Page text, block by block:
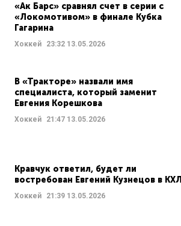
«Ак Барс» сравнял счет в серии с
«Локомотивом» в финале Кубка
Гагарина
Хоккей 23:32 13.05.2026
В «Тракторе» назвали имя
специалиста, который заменит
Евгения Корешкова
Хоккей 21:47 13.05.2026
Кравчук ответил, будет ли
востребован Евгений Кузнецов в КХЛ
Хоккей 21:39 13.05.2026